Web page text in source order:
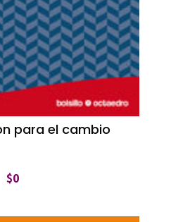
para el cambio
$0